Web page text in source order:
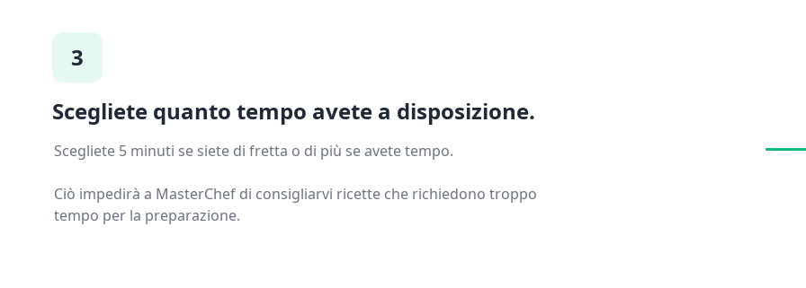
3
Scegliete quanto tempo avete a disposizione.
Scegliete 5 minuti se siete di fretta o di più se avete tempo.
Ciò impedirà a MasterChef di consigliarvi ricette che richiedono troppo
tempo per la preparazione.